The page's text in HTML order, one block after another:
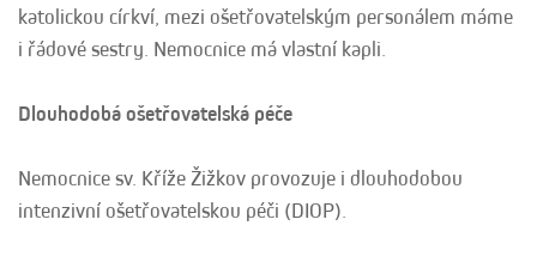
katolickou církví, mezi ošetřovatelským personálem máme
i řádové sestry. Nemocnice má vlastní kapli.
Dlouhodobá ošetřovatelská péče
Nemocnice sv. Kříže Žižkov provozuje i dlouhodobou
intenzivní ošetřovatelskou péči (DIOP).